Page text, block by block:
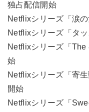
独占配信開始
Netflixシリーズ「涙
Netflixシリーズ「タ
Netflixシリーズ「
始
Netflixシリーズ「寄
開始
Netflixシリーズ「